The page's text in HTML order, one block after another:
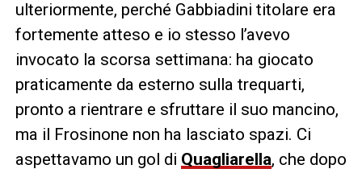
ulteriormente, perché Gabbiadini titolare era
fortemente atteso e io stesso l’avevo
invocato la scorsa settimana: ha giocato
praticamente da esterno sulla trequarti,
pronto a rientrare e sfruttare il suo mancino,
ma il Frosinone non ha lasciato spazi. Ci
aspettavamo un gol di Quagliarella, che dopo